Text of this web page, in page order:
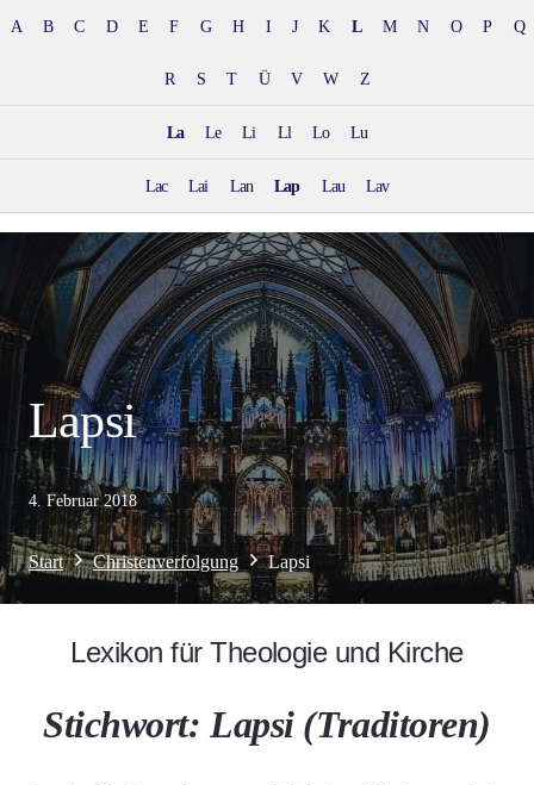
A B C D E F G H I J K L M N O P Q
R S T Ü V W Z
La Le Li Ll Lo Lu
Lac Lai Lan Lap Lau Lav
Lapsi
4. Februar 2018
Start Christenverfolgung Lapsi
Lexikon für Theologie und Kirche
Stichwort: Lapsi (Traditoren)